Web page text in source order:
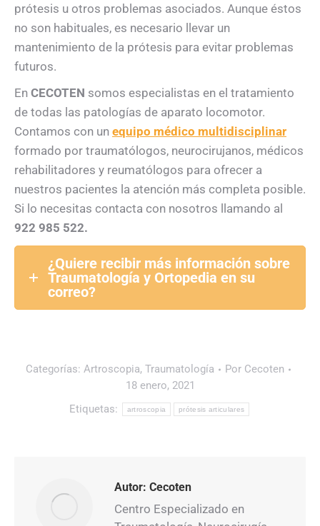
prótesis u otros problemas asociados. Aunque éstos
no son habituales, es necesario llevar un
mantenimiento de la prótesis para evitar problemas
futuros.
En CECOTEN somos especialistas en el tratamiento
de todas las patologías de aparato locomotor.
Contamos con un equipo médico multidisciplinar
formado por traumatólogos, neurocirujanos, médicos
rehabilitadores y reumatólogos para ofrecer a
nuestros pacientes la atención más completa posible.
Si lo necesitas contacta con nosotros llamando al
922 985 522.
¿Quiere recibir más información sobre
Traumatología y Ortopedia en su
correo?
Categorías: Artroscopia, Traumatología Por Cecoten
18 enero, 2021
Etiquetas:
artroscopia prótesis articulares
Autor: Cecoten
Centro Especializado en